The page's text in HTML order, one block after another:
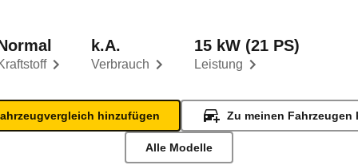
Verbrauch
k.A.
Leistung
15 kW (21 PS)
hinzufügen Zu meinen Fahrzeugen
Alle Modelle